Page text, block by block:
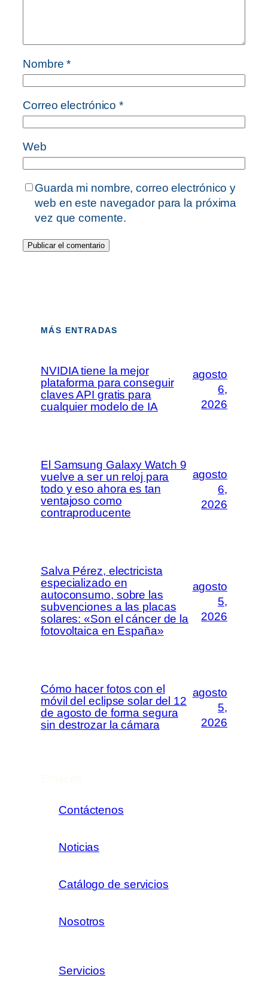
Nombre*
Correo electrónico*
Web
Guarda mi nombre, correo electrónico y
web en este navegador para la próxima
vez que comente.
MÁS ENTRADAS
NVIDIA tiene la mejor
plataforma para conseguir
claves API gratis para
cualquier modelo de IA
agosto
6,
2026
El Samsung Galaxy Watch 9
vuelve a ser un reloj para
todo y eso ahora es tan
ventajoso como
contraproducente
agosto
6,
2026
Salva Pérez, electricista
especializado en
autoconsumo, sobre las
subvenciones a las placas
solares: «Son el cáncer de la
fotovoltaica en España»
agosto
5,
2026
Cómo hacer fotos con el
móvil del eclipse solar del 12
de agosto de forma segura
sin destrozar la cámara
agosto
5,
2026
Contáctenos
Noticias
Catálogo de servicios
Nosotros
Servicios